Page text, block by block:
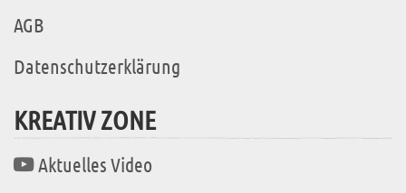
AGB
Datenschutzerklärung
KREATIV ZONE
Aktuelles Video